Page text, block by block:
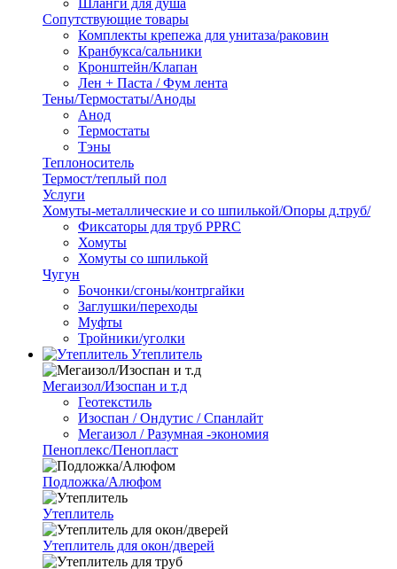
Шланги для душа
Сопутствующие товары
Комплекты крепежа для унитаза/раковин
Кранбукса/сальники
Кронштейн/Клапан
Лен + Паста / Фум лента
Тены/Термостаты/Аноды
Анод
Термостаты
Тэны
Теплоноситель
Термост/теплый пол
Услуги
Хомуты-металлические и со шпилькой/Опоры д.труб/
Фиксаторы для труб PPRC
Хомуты
Хомуты со шпилькой
Чугун
Бочонки/сгоны/контргайки
Заглушки/переходы
Муфты
Тройники/уголки
Утеплитель
Мегаизол/Изоспан и т.д
Геотекстиль
Изоспан / Ондутис / Спанлайт
Мегаизол / Разумная -экономия
Пеноплекс/Пенопласт
Подложка/Алюфом
Утеплитель
Утеплитель для окон/дверей